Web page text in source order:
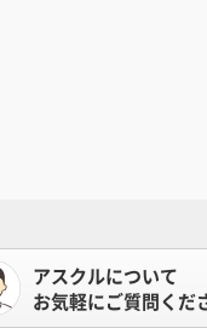
アスクルについて
お気軽にご質問くだ